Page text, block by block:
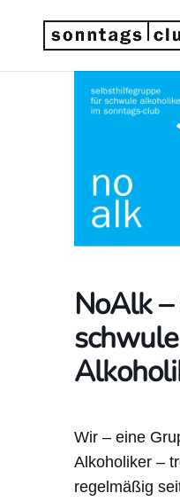
NoAlk
schwule
Wir – eine
Alkoholiker –
regelmäßig